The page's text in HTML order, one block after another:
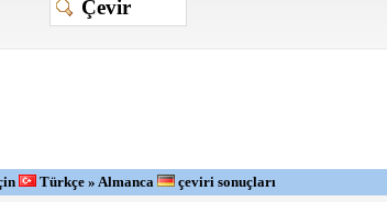
Türkçe » Almanca
çeviri sonuçları